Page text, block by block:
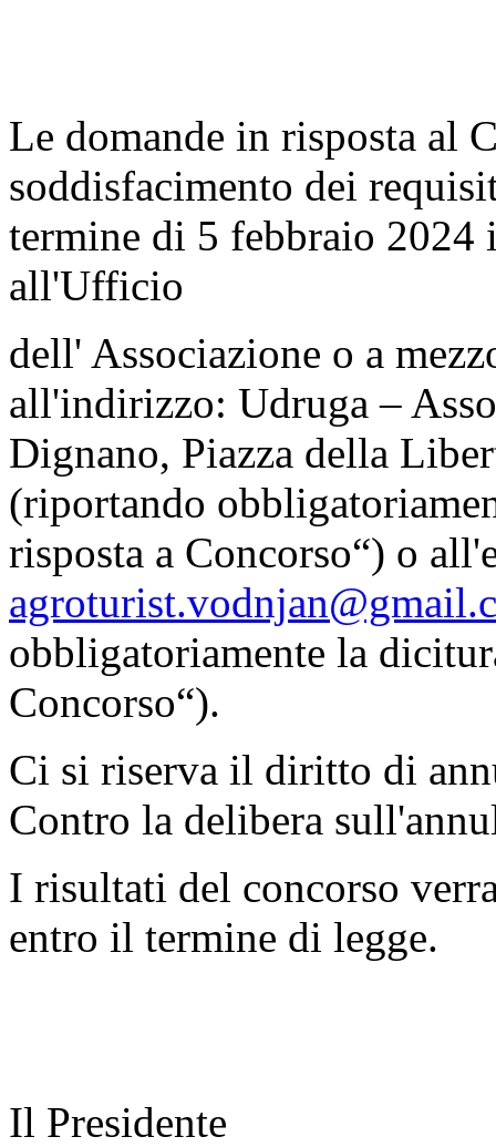
Le domande in risposta al
soddisfacimento dei
termine di 5 febbraio 2024
all'Ufficio
dell' Associazione o a
all'indirizzo: Udruga –
Dignano, Piazza della
(riportando
risposta a Concorso“) o
obbligatoriamente la
Concorso“).
Ci si riserva il diritto di
Contro la delibera
I risultati del concorso
entro il termine di legge.
Il Presidente